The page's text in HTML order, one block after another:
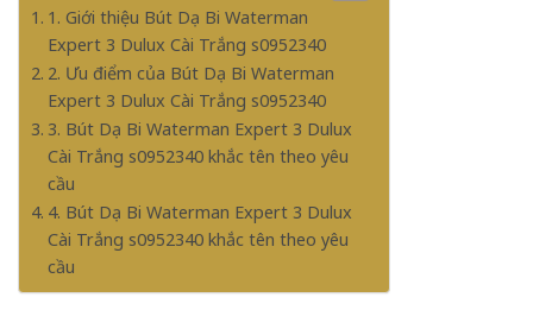
1. Giới thiệu Bút Dạ Bi Waterman
Expert 3 Dulux Cài Trắng s0952340
2. Ưu điểm của Bút Dạ Bi Waterman
Expert 3 Dulux Cài Trắng s0952340
3. Bút Dạ Bi Waterman Expert 3 Dulux
Cài Trắng s0952340 khắc tên theo yêu
cầu
4. Bút Dạ Bi Waterman Expert 3 Dulux
Cài Trắng s0952340 khắc tên theo yêu
cầu